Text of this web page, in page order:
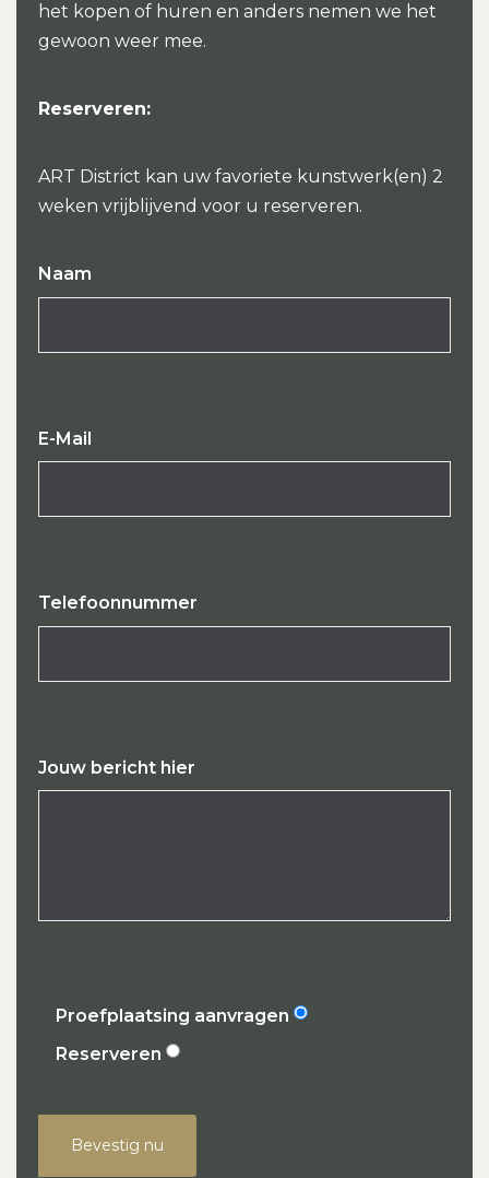
het kopen of huren en anders nemen we het
gewoon weer mee.
Reserveren:
ART District kan uw favoriete kunstwerk(en) 2
weken vrijblijvend voor u reserveren.
Naam
E-Mail
Telefoonnummer
Jouw bericht hier
Proefplaatsing aanvragen
Reserveren
Bevestig nu